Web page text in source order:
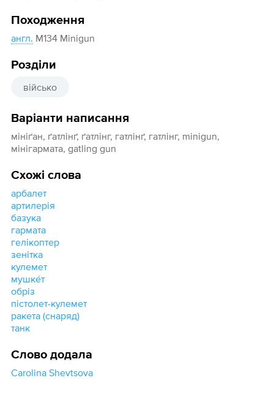
Походження
англ. M134 Minigun
Розділи
військо
Варіанти написання
мініґан, ґатлінґ, ґатлінг, гатлінґ, гатлінг, minigun,
мінігармата, gatling gun
Схожі слова
арбалет
артилерія
базука
гармата
гелікоптер
зенітка
кулемет
мушке́т
обріз
пістолет-кулемет
ракета (снаряд)
танк
Слово додала
Carolina Shevtsova